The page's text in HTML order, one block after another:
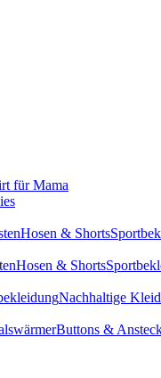
für Mama
Hosen & Shorts
Hosen & Shorts
Nachhaltige
Buttons &